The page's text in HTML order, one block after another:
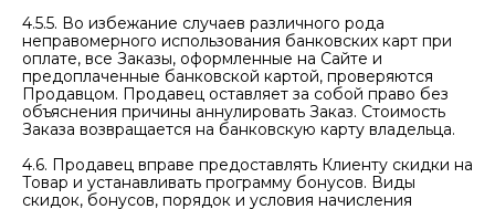
4.5.5. Во избежание случаев различного рода
неправомерного использования банковских карт при
оплате, все Заказы, оформленные на Сайте и
предоплаченные банковской картой, проверяются
Продавцом. Продавец оставляет за собой право без
объяснения причины аннулировать Заказ. Стоимость
Заказа возвращается на банковскую карту владельца.
4.6. Продавец вправе предоставлять Клиенту скидки на
Товар и устанавливать программу бонусов. Виды
скидок, бонусов, порядок и условия начисления